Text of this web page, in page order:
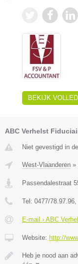
BEKIJK
ABC Verhelst
Niet gevestigd in
West-Vlaanderen »
Passendalestraat
Tel: 0477/78.97.96,
E-mail › ABC
Website: http://
Heb je nood aan